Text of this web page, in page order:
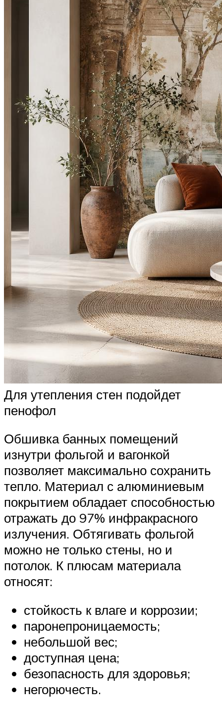
Для утепления стен подойдет
пенофол
Обшивка банных помещений
изнутри фольгой и вагонкой
позволяет максимально сохранить
тепло. Материал с алюминиевым
покрытием обладает способностью
отражать до 97% инфракрасного
излучения. Обтягивать фольгой
можно не только стены, но и
потолок. К плюсам материала
относят:
стойкость к влаге и коррозии;
паронепроницаемость;
небольшой вес;
доступная цена;
безопасность для здоровья;
негорючесть.